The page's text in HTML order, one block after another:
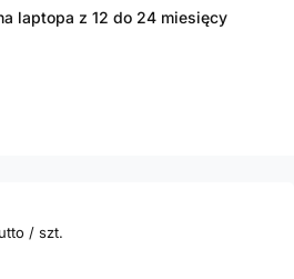
laptopa z 12 do 24 miesięcy
/ szt.